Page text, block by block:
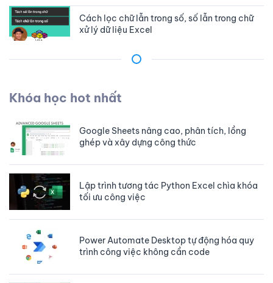
Cách lọc chữ lẫn trong số, số lẫn trong chữ
xử lý dữ liệu Excel
Cách sử dụng mảng trong Google apps
sắp xếp dữ liệu trong Excel
Cách chèn dữ liệu nhanh vào nhiều files
truy vấn dữ liệu
Khóa học hot nhất
Google Sheets nâng cao, phân tích, lồng
ghép và xây dựng công thức
Lập trình tương tác Python Excel chìa khóa
tối ưu công việc
Power Automate Desktop tự động hóa quy
trình công việc không cần code